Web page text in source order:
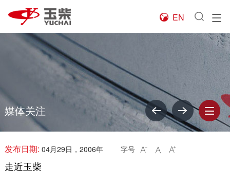

EN
媒体关注
发布日期: 04月29日，2006年 字号   
走近玉柴